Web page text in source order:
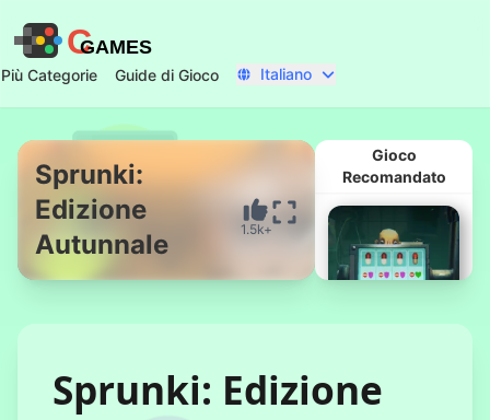
CGAMES
Più Categorie Guide di Gioco Italiano
Sprunki:
Edizione
Autunnale
1.5k+
Gioco
Recomandato
Sprunki: Edizione